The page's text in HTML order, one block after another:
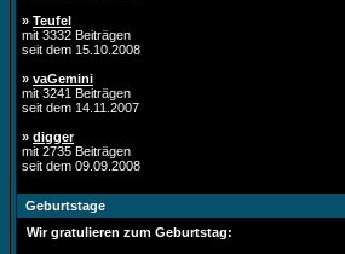
» Teufel
mit 3332 Beiträgen
seit dem 15.10.2008
» vaGemini
mit 3241 Beiträgen
seit dem 14.11.2007
» digger
mit 2735 Beiträgen
seit dem 09.09.2008
Geburtstage
Wir gratulieren zum Geburtstag: